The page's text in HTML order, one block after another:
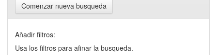
Comenzar nueva busqueda
Añadir filtros:
Usa los filtros para afinar la busqueda.